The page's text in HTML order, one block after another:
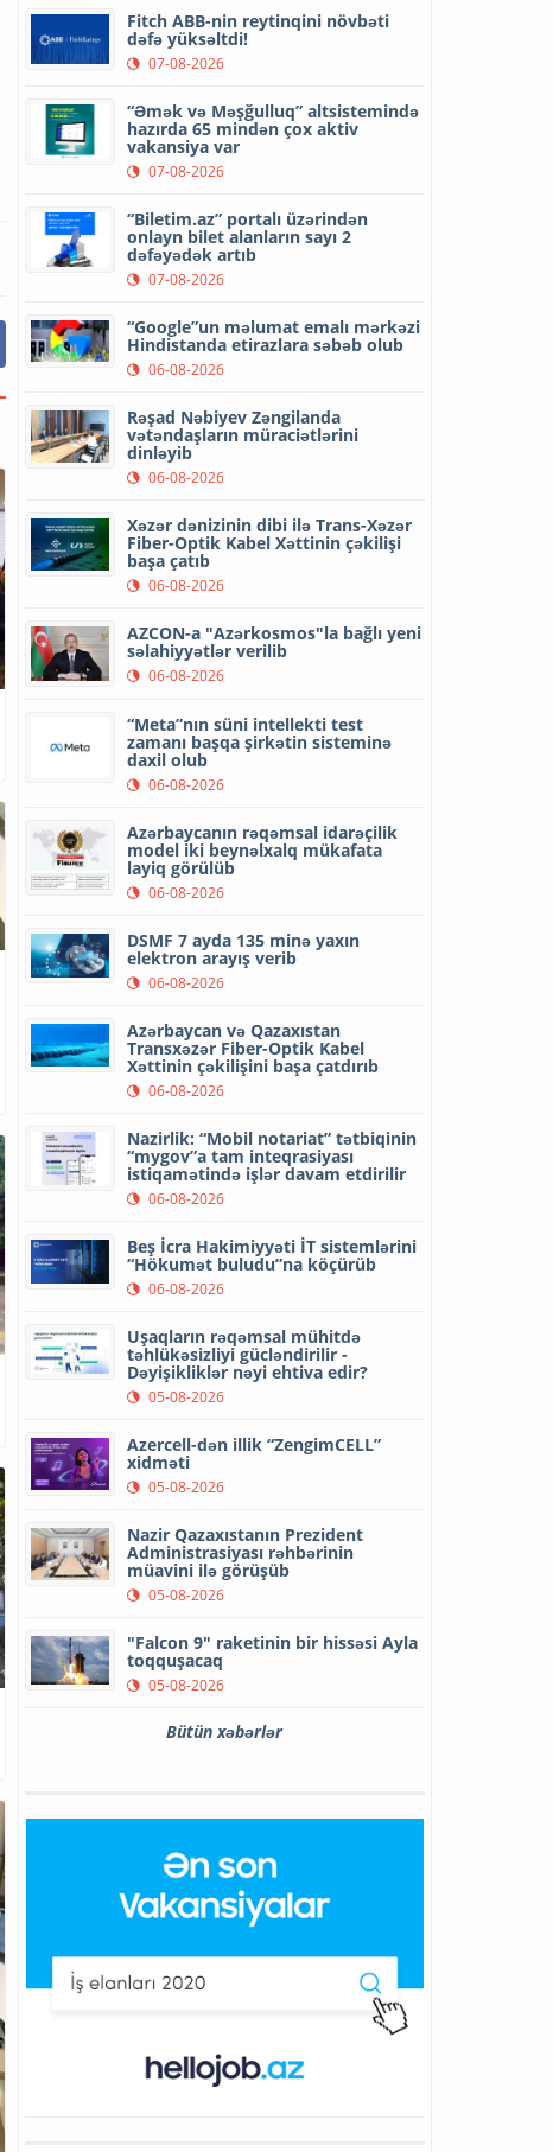
Fitch ABB-nin reytinqini növbəti
dəfə yüksəltdi!
07-08-2026
“Əmək və Məşğulluq” altsistemində
hazırda 65 mindən çox aktiv
vakansiya var
07-08-2026
“Biletim.az” portalı üzərindən
onlayn bilet alanların sayı 2
dəfəyədək artıb
07-08-2026
“Google”un məlumat emalı mərkəzi
Hindistanda etirazlara səbəb olub
06-08-2026
Rəşad Nəbiyev Zəngilanda
vətəndaşların müraciətlərini
dinləyib
06-08-2026
Xəzər dənizinin dibi ilə Trans-Xəzər
Fiber-Optik Kabel Xəttinin çəkilişi
başa çatıb
06-08-2026
AZCON-a "Azərkosmos"la bağlı yeni
səlahiyyətlər verilib
06-08-2026
“Meta”nın süni intellekti test
zamanı başqa şirkətin sisteminə
daxil olub
06-08-2026
Azərbaycanın rəqəmsal idarəçilik
model iki beynəlxalq mükafata
layiq görülüb
06-08-2026
DSMF 7 ayda 135 minə yaxın
elektron arayış verib
06-08-2026
Azərbaycan və Qazaxıstan
Transxəzər Fiber-Optik Kabel
Xəttinin çəkilişini başa çatdırıb
06-08-2026
Nazirlik: “Mobil notariat” tətbiqinin
“mygov”a tam inteqrasiyası
istiqamətində işlər davam etdirilir
06-08-2026
Beş İcra Hakimiyyəti İT sistemlərini
“Hökumət buludu”na köçürüb
06-08-2026
Uşaqların rəqəmsal mühitdə
təhlükəsizliyi gücləndirilir -
Dəyişikliklər nəyi ehtiva edir?
05-08-2026
Azercell-dən illik “ZengimCELL”
xidməti
05-08-2026
Nazir Qazaxıstanın Prezident
Administrasiyası rəhbərinin
müavini ilə görüşüb
05-08-2026
"Falcon 9" raketinin bir hissəsi Ayla
toqquşacaq
05-08-2026
Bütün xəbərlər